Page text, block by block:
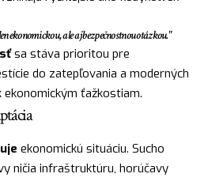
ekonomickou, ale aj bezpečnostnou otázkou."
sa stáva prioritou pre
do zatepľovania a moderných
ťažkostiam.
ekonomickú situáciu. Sucho
ničia infraštruktúru, horúčavy